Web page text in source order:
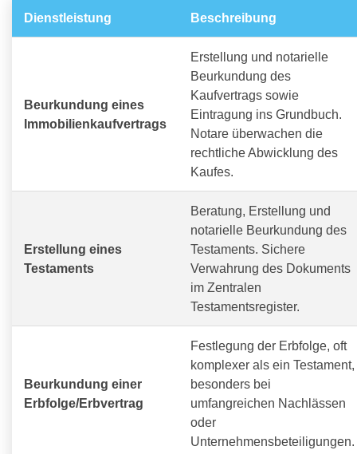
Dienstleistung Beschreibung
Beurkundung eines
Immobilienkaufvertrags
Erstellung und notarielle
Beurkundung des
Kaufvertrags sowie
Eintragung ins Grundbuch.
Notare überwachen die
rechtliche Abwicklung des
Kaufes.
Erstellung eines
Testaments
Beratung, Erstellung und
notarielle Beurkundung des
Testaments. Sichere
Verwahrung des Dokuments
im Zentralen
Testamentsregister.
Beurkundung einer
Erbfolge/Erbvertrag
Festlegung der Erbfolge, oft
komplexer als ein Testament,
besonders bei
umfangreichen Nachlässen
oder
Unternehmensbeteiligungen.